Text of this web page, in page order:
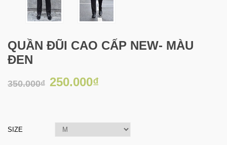
QUẦN ĐŨI CAO CẤP NEW- MÀU
ĐEN
350.000₫ 250.000₫
SIZE